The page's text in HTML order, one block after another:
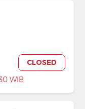
CLOSED
WIB